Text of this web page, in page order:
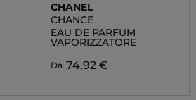
CHANEL
CHANCE
EAU DE PARFUM
VAPORIZZATORE
Da 74,92 €